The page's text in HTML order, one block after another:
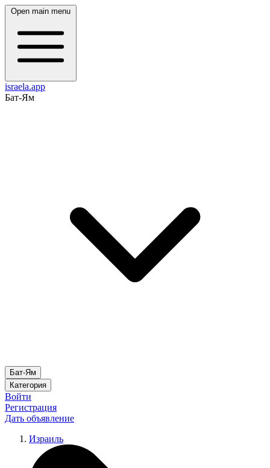
Open main menu
israela.app
Бат-Ям
Бат-Ям
Категория
Войти
Регистрация
Дать объявление
Израиль